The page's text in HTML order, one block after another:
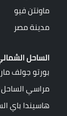
ماونتن فيو
مدينة مصر
الساحل
بورتو جولف
مراسي
هاسيندا باي